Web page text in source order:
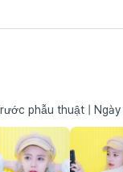
phẫu thuật |